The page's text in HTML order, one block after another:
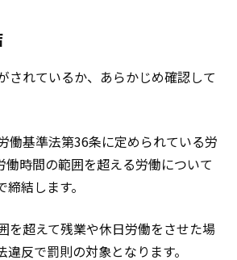
されているか、あらかじめ確認して
働基準法第36条に定められている労
働時間の範囲を超える労働について
結します。
を超えて残業や休日労働をさせた場
反で罰則の対象となります。